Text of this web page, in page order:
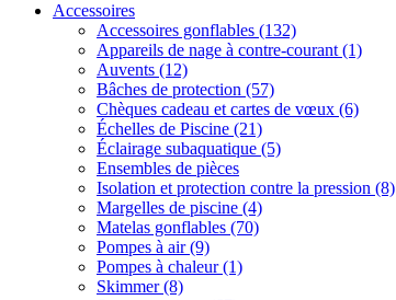
Accessoires
Accessoires gonflables (132)
Appareils de nage à contre-courant (1)
Auvents (12)
Bâches de protection (57)
Chèques cadeau et cartes de vœux (6)
Échelles de Piscine (21)
Éclairage subaquatique (5)
Ensembles de pièces
Isolation et protection contre la pression (8)
Margelles de piscine (4)
Matelas gonflables (70)
Pompes à air (9)
Pompes à chaleur (1)
Skimmer (8)